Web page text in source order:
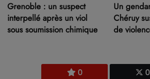
0 0
Grenoble : un suspect
interpellé après un viol
sous soumission chimique
Un
Chéruy
de